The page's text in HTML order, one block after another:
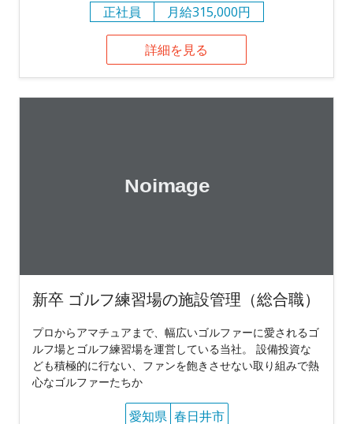
正社員
月給315,000円
詳細を見る
新卒 ゴルフ練習場の施設管理（総合職）
プロからアマチュアまで、幅広いゴルファーに愛されるゴ
ルフ場とゴルフ練習場を運営している当社。 設備投資な
ども積極的に行ない、ファンを飽きさせない取り組みで熱
心なゴルファーたちか
愛知県 春日井市